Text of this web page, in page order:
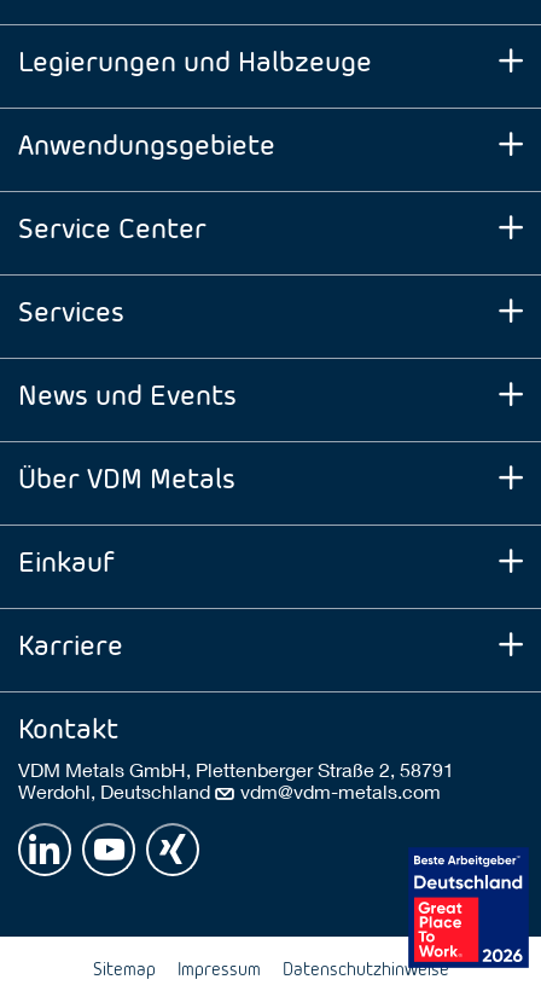
Legierungen und Halbzeuge
Anwendungsgebiete
Service Center
Services
News und Events
Über VDM Metals
Einkauf
Karriere
Kontakt
VDM Metals GmbH, Plettenberger Straße 2, 58791
Werdohl, Deutschland
vdm@vdm-metals.com
Sitemap Impressum
Datenschutzhinweise